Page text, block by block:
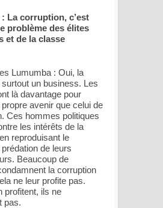
La corruption, c’est
problème des élites
et de la classe
Lumumba : Oui, la
surtout un business. Les
là davantage pour
avenir que celui de
Ces hommes politiques
les intérêts de la
reproduisant le
de leurs
Beaucoup de
la corruption
ne leur profite pas.
profitent, ils ne
pas.